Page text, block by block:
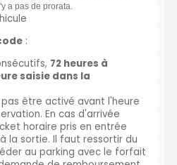
a pas de prorata.
:
72 heures à
saisie dans la
être activé avant l'heure
En cas d'arrivée
horaire pris en entrée
la sortie. Il faut ressortir du
au parking avec le forfait